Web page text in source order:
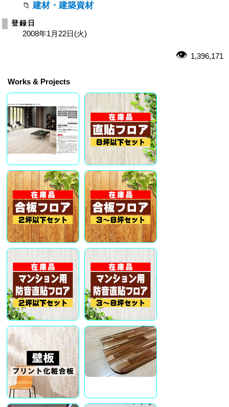
建材・建築資材
登録日
2008年1月22日(火)
1,396,171
Works & Projects